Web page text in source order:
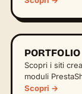
PORTFOLIO
Scopri i siti
moduli
Scopri →